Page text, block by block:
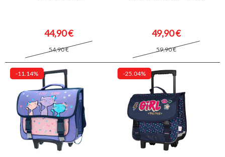
44,90 €
54,90 €
49,90 €
59,90 €
-11.14% -25.04%